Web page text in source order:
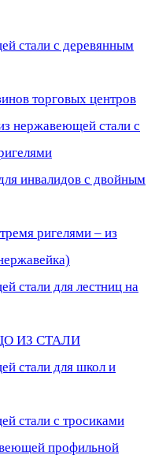
стали с деревянным
торговых центров
нержавеющей стали с
инвалидов с двойным
ригелями – из
стали для лестниц на
ИЗ СТАЛИ
стали для школ и
стали с тросиками
профильной